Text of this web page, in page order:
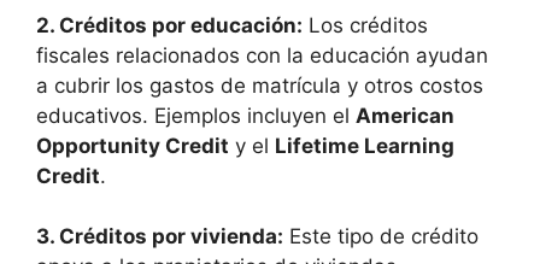
2. Créditos por‌ educación: Los⁣ créditos ​
fiscales relacionados con‍ la educación ayudan
a cubrir ⁣los gastos de⁤ matrícula⁢ y otros costos
‍educativos.‌ Ejemplos incluyen el American
Opportunity Credit y el Lifetime Learning
Credit.
3. Créditos por‍ vivienda: Este‌ tipo de crédito